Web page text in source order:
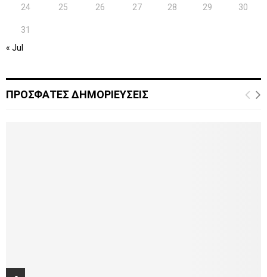
24 25 26 27 28 29 30
31
« Jul
ΠΡΟΣΦΑΤΕΣ ΔΗΜΟΡΙΕΥΣΕΙΣ